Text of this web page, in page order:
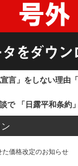
言」をしない理由
で 「日露平和条約
価格改定のお知らせ